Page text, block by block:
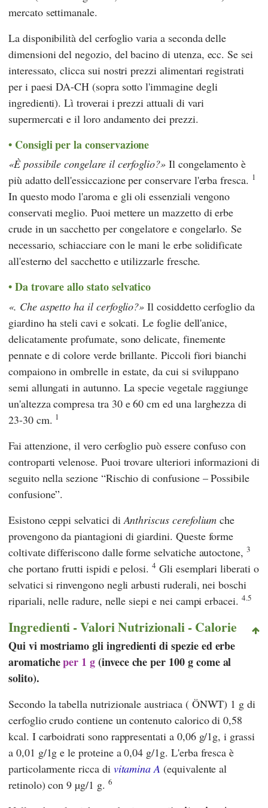
mercato settimanale.
La disponibilità del cerfoglio varia a seconda delle
dimensioni del negozio, del bacino di utenza, ecc. Se sei
interessato, clicca sui nostri prezzi alimentari registrati
per i paesi DA-CH (sopra sotto l'immagine degli
ingredienti). Lì troverai i prezzi attuali di vari
supermercati e il loro andamento dei prezzi.
Consigli per la conservazione
È possibile congelare il cerfoglio? Il congelamento è
più adatto dell'essiccazione per conservare l'erba fresca. 1
In questo modo l'aroma e gli oli essenziali vengono
conservati meglio. Puoi mettere un mazzetto di erbe
crude in un sacchetto per congelatore e congelarlo. Se
necessario, schiacciare con le mani le erbe solidificate
all'esterno del sacchetto e utilizzarle fresche.
Da trovare allo stato selvatico
. Che aspetto ha il cerfoglio? Il cosiddetto cerfoglio da
giardino ha steli cavi e solcati. Le foglie dell'anice,
delicatamente profumate, sono delicate, finemente
pennate e di colore verde brillante. Piccoli fiori bianchi
compaiono in ombrelle in estate, da cui si sviluppano
semi allungati in autunno. La specie vegetale raggiunge
un'altezza compresa tra 30 e 60 cm ed una larghezza di
23-30 cm. 1
Fai attenzione, il vero cerfoglio può essere confuso con
controparti velenose. Puoi trovare ulteriori informazioni di
seguito nella sezione “Rischio di confusione – Possibile
confusione”.
Esistono ceppi selvatici di Anthriscus cerefolium che
provengono da piantagioni di giardini. Queste forme
coltivate differiscono dalle forme selvatiche autoctone, 3
che portano frutti ispidi e pelosi.4 Gli esemplari liberati o
selvatici si rinvengono negli arbusti ruderali, nei boschi
ripariali, nelle radure, nelle siepi e nei campi erbacei. 4.5
Ingredienti - Valori Nutrizionali - Calorie
Qui vi mostriamo gli ingredienti di spezie ed erbe
aromaticheper 1 g(invece che per 100 g come al
solito).
Secondo la tabella nutrizionale austriaca( ÖNWT) 1 g di
cerfoglio crudo contiene un contenuto calorico di 0,58
kcal. I carboidrati sono rappresentati a 0,06 g/1g, i grassi
a 0,01 g/1g e le proteine a 0,04 g/1g. L'erba fresca è
particolarmente ricca di vitamina A (equivalente al
retinolo) con 9 µg/1 g. 6